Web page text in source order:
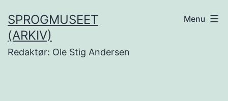
til
indhold
SPROGMUSEET
(ARKIV)
Redaktør: Ole Stig Andersen
Menu